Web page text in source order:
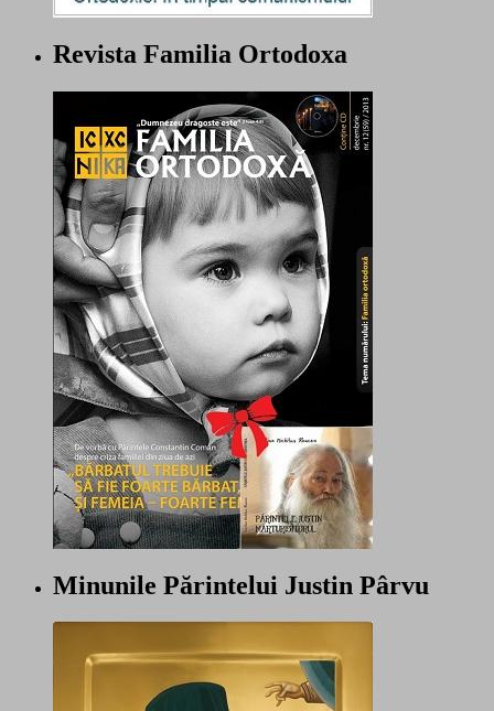
Revista Familia Ortodoxa
Minunile Părintelui Justin Pârvu